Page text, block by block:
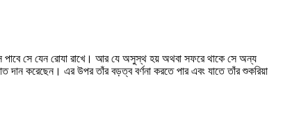
পাবে সে যেন রোযা রাখে। আর যে অসুস্থ হয় অথবা সফরে থাকে সে অন্য
করেছেন। এর উপর তাঁর বড়ত্ব বর্ণনা করতে পার এবং যাতে তাঁর শুকরিয়া